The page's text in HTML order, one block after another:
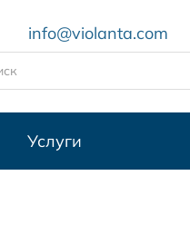
info@violanta.com
Услуги